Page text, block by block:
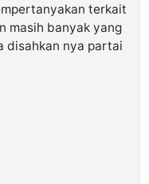
terkait
masih banyak yang
disahkan nya partai